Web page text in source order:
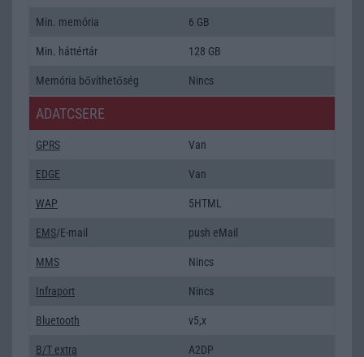
Min. memória 6 GB
Min. háttértár 128 GB
Memória bővíthetőség Nincs
ADATCSERE
GPRS Van
EDGE Van
WAP 5HTML
EMS/E-mail push eMail
MMS Nincs
Infraport Nincs
Bluetooth v5,x
B/T extra A2DP